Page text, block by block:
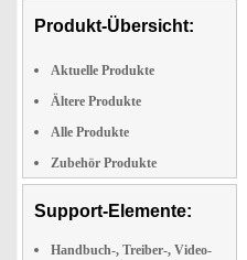
Produkt-Übersicht:
Aktuelle Produkte
Ältere Produkte
Alle Produkte
Zubehör Produkte
Support-Elemente:
Handbuch-, Treiber-, Video-